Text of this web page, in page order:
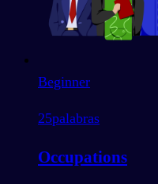
Beginner
25palabras
Occupations